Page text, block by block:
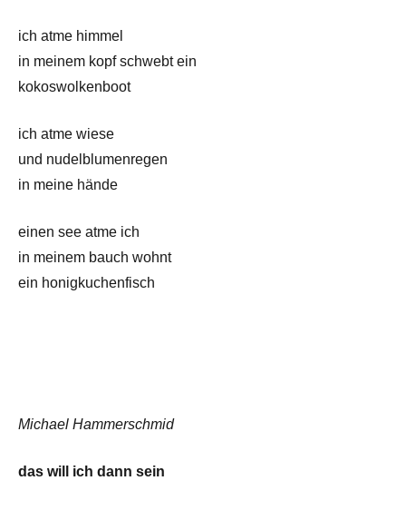
ich atme himmel
in meinem kopf schwebt ein
kokoswolkenboot
ich atme wiese
und nudelblumenregen
in meine hände
einen see atme ich
in meinem bauch wohnt
ein honigkuchenfisch
Michael Hammerschmid
das will ich dann sein